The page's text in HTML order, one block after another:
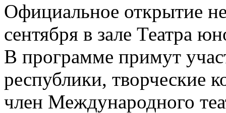
Официальное открытие
сентября в зале Театра
В программе примут
республики, творческие
член Международного